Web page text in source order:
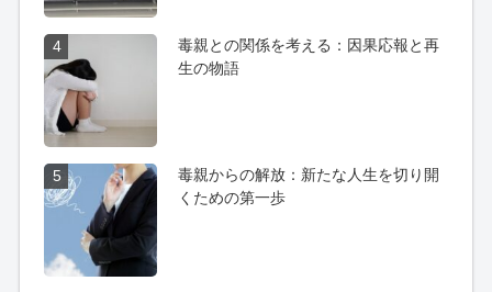
4
毒親との関係を考える：因果応報と再
生の物語
5
毒親からの解放：新たな人生を切り開
くための第一歩